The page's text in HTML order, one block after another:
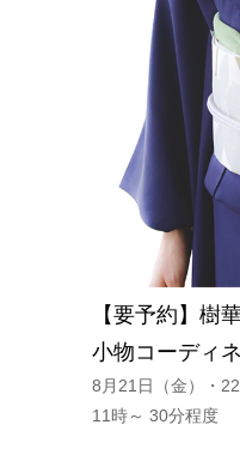
【要予約】樹
小物コーディ
8月21日（金）・
11時～ 30分程度